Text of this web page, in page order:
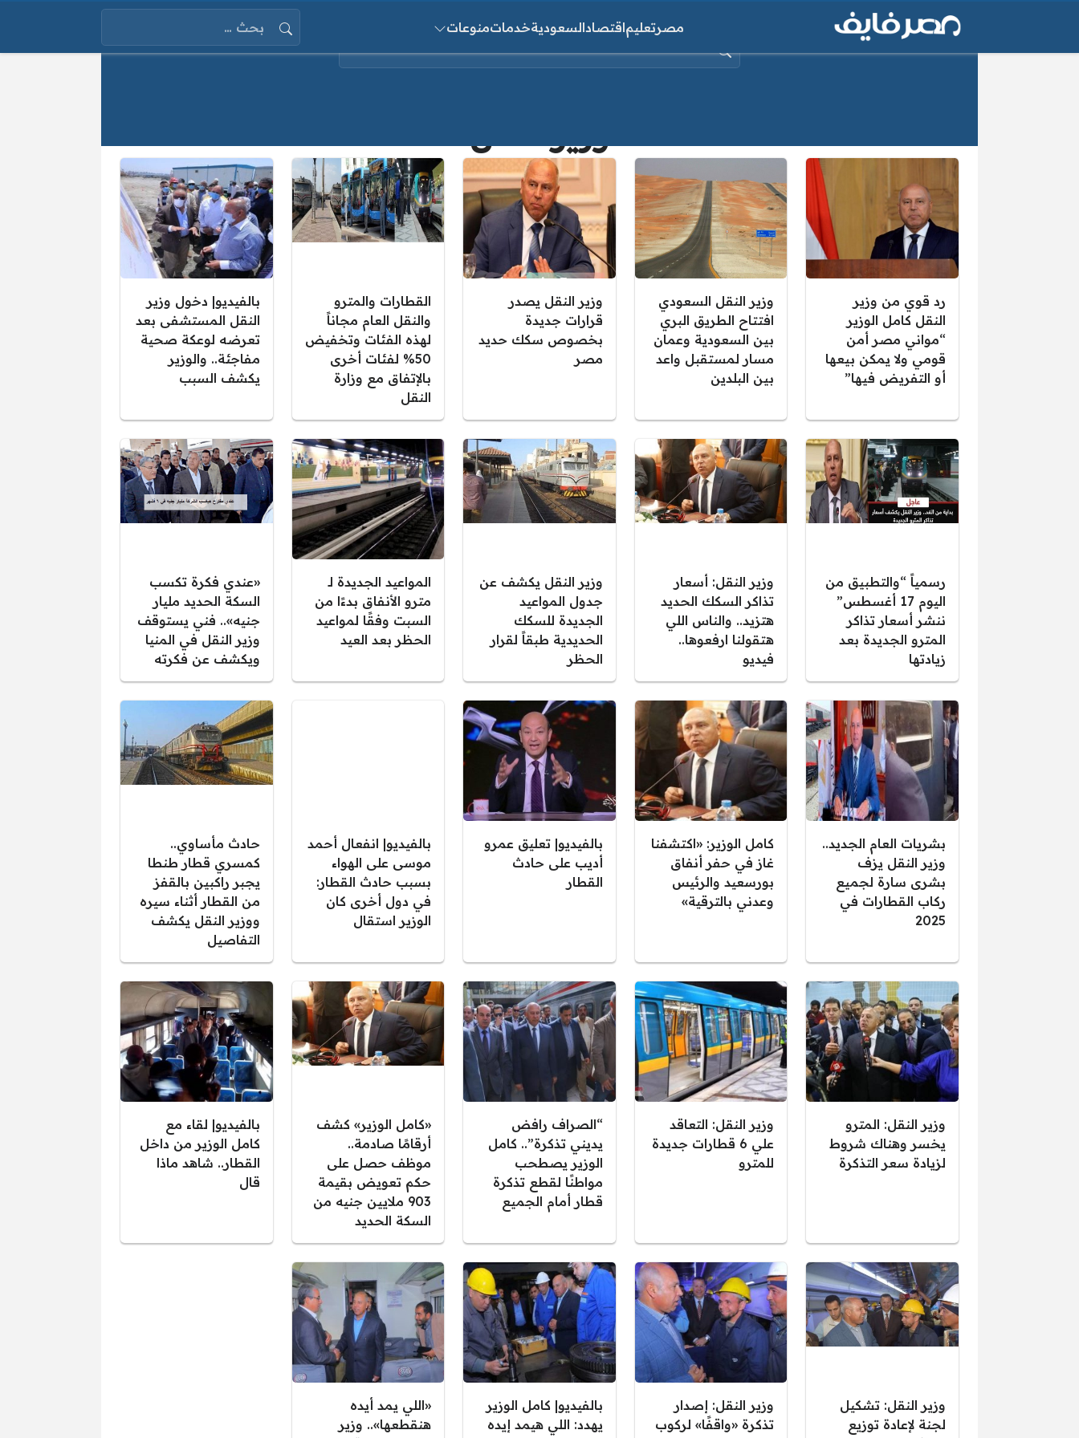
مصرتعليماقتصادالسعوديةخدماتمنوعات
البحث عن:
رد قوي من وزير
النقل كامل الوزير
“مواني مصر أمن
قومي ولا يمكن بيعها
أو التفريض فيها”
وزير النقل السعودي
افتتاح الطريق البري
بين السعودية وعمان
مسار لمستقبل واعد
بين البلدين
وزير النقل يصدر
قرارات جديدة
بخصوص سكك حديد
مصر
القطارات والمترو
والنقل العام مجاناً
لهذه الفئات وتخفيض
50% لفئات أخرى
بالإتفاق مع وزارة
النقل
بالفيديو| دخول وزير
النقل المستشفى بعد
تعرضه لوعكة صحية
مفاجئة.. والوزير
يكشف السبب
رسمياً “والتطبيق من
اليوم 17 أغسطس”
ننشر أسعار تذاكر
المترو الجديدة بعد
زيادتها
وزير النقل: أسعار
تذاكر السكك الحديد
هتزيد.. والناس اللي
هتقولنا ارفعوها..
فيديو
وزير النقل يكشف عن
جدول المواعيد
الجديدة للسكك
الحديدية طبقاً لقرار
الحظر
المواعيد الجديدة لـ
مترو الأنفاق بدءًا من
السبت وفقًا لمواعيد
الحظر بعد العيد
«عندي فكرة تكسب
السكة الحديد مليار
جنيه».. فني يستوقف
وزير النقل في المنيا
ويكشف عن فكرته
بشريات العام الجديد..
وزير النقل يزف
بشرى سارة لجميع
ركاب القطارات في
2025
كامل الوزير: «اكتشفنا
غاز في حفر أنفاق
بورسعيد والرئيس
وعدني بالترقية»
بالفيديو| تعليق عمرو
أديب على حادث
القطار
بالفيديو| انفعال أحمد
موسى على الهواء
بسبب حادث القطار:
في دول أخرى كان
الوزير استقال
حادث مأساوي..
كمسري قطار طنطا
يجبر راكبين بالقفز
من القطار أثناء سيره
ووزير النقل يكشف
التفاصيل
وزير النقل: المترو
يخسر وهناك شروط
لزيادة سعر التذكرة
وزير النقل: التعاقد
علي 6 قطارات جديدة
للمترو
“الصراف رافض
يديني تذكرة”.. كامل
الوزير يصطحب
مواطنًا لقطع تذكرة
قطار أمام الجميع
«كامل الوزير» كشف
أرقامًا صادمة..
موظف حصل على
حكم تعويض بقيمة
903 ملايين جنيه من
السكة الحديد
بالفيديو| لقاء مع
كامل الوزير من داخل
القطار.. شاهد ماذا
قال
وزير النقل: تشكيل
لجنة لإعادة توزيع
وزير النقل: إصدار
تذكرة «واقفًا» لركوب
بالفيديو| كامل الوزير
يهدد: اللي هيمد إيده
«اللي يمد أيده
هنقطعها».. وزير